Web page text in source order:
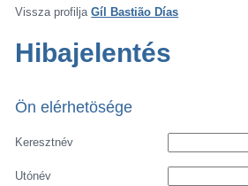
Vissza profilja Gíl Bastião Días
Hibajelentés
Ön elérhetösége
Keresztnév
Utónév